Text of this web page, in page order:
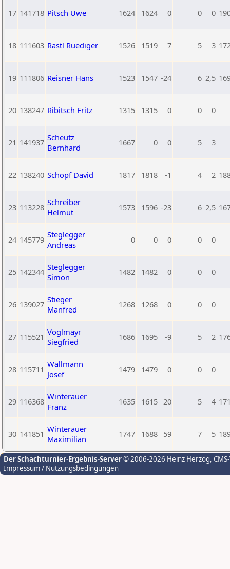
17 141718 Pitsch Uwe 1624 1624 0 0 0
18 111603 Rastl Ruediger 1526 1519 7 5 3
19 111806 Reisner Hans 1523 1547 -24 6 2,5
20 138247 Ribitsch Fritz 1315 1315 0 0 0
21 141937 Scheutz
Bernhard
1667 0 0 5 3
22 138240 Schopf David 1817 1818 -1 4 2
23 113228 Schreiber
Helmut
1573 1596 -23 6 2,5
24 145779 Steglegger
Andreas
0 0 0 0 0
25 142344 Steglegger
Simon
1482 1482 0 0 0
26 139027 Stieger
Manfred
1268 1268 0 0 0
27 115521 Voglmayr
Siegfried
1686 1695 -9 5 2
28 115711 Wallmann
Josef
1479 1479 0 0 0
29 116368 Winterauer
Franz
1635 1615 20 5 4
30 141851 Winterauer
Maximilian
1747 1688 59 7 5
Der Schachturnier-Ergebnis-Server© 2006-2026 Heinz Herzog,
Impressum / Nutzungsbedingungen